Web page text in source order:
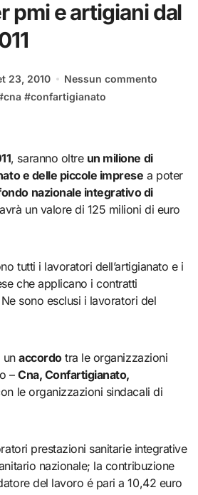
pmi e artigiani dal
23, 2010
Nessun commento
cna #confartigianato
, saranno oltre un milione di
e delle piccole imprese a poter
nazionale integrativo di
un valore di 125 milioni di euro
tutti i lavoratori dell’artigianato e i
che applicano i contratti
sono esclusi i lavoratori del
unaccordotra le organizzazioni
–Cna, Confartigianato,
le organizzazioni sindacali di
prestazioni sanitarie integrative
nazionale; la contribuzione
del lavoro é pari a 10,42 euro